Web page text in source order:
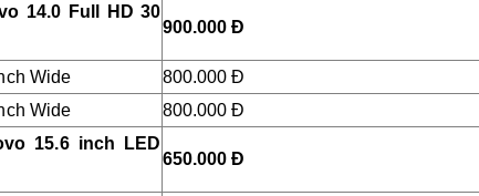
14.0 Full HD 30
900.000 Đ
Wide 800.000 Đ
Wide
800.000 Đ
15.6 inch LED
650.000 Đ